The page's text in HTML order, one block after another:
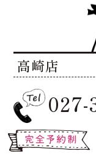
高崎店
027-